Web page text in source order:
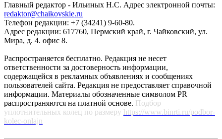
Главный редактор - Ильиных Н.С. Адрес электронной почты:
redaktor@chaikovskie.ru
Телефон редакции: +7 (34241) 9-60-80.
Адрес редакции: 617760, Пермский край, г. Чайковский, ул.
Мира, д. 4. офис 8.
Распространяется бесплатно. Редакция не несет
ответственности за достоверность информации,
содержащейся в рекламных объявлениях и сообщениях
пользователей сайта. Редакция не предоставляет справочной
информации. Материалы обозначенные символом PR
распространяются на платной основе. Подбор
уплотнительных колец по размеру https://www.binrti.ru/podbor-
kolec-onlajn